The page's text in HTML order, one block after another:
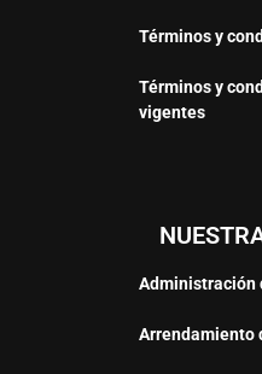
Términos y
Términos y
vigentes
Administración
Arrendamiento